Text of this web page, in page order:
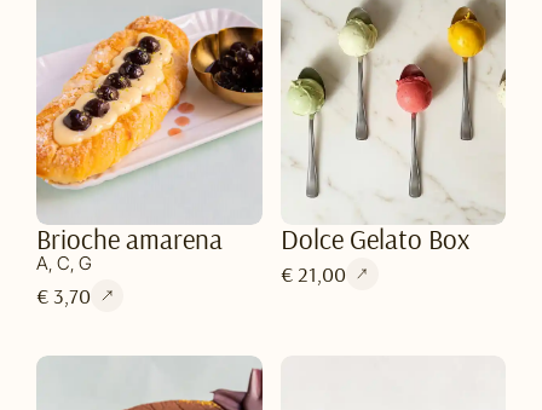
Brioche amarena
A, C, G
€ 3,70
Dolce Gelato Box
€ 21,00